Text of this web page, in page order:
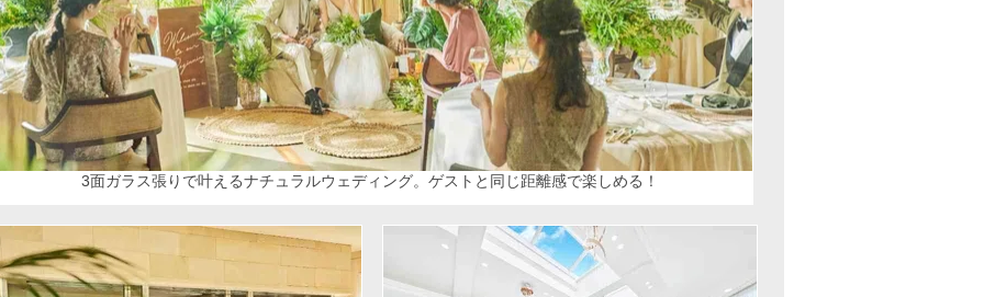
3面ガラス張りで叶えるナチュラルウェディング。ゲストと同じ距離感で楽しめる！